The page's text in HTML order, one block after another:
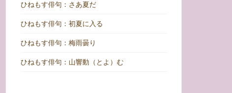
ひねもす俳句：さあ夏だ
ひねもす俳句：初夏に入る
ひねもす俳句：梅雨曇り
ひねもす俳句：山響動（とよ）む